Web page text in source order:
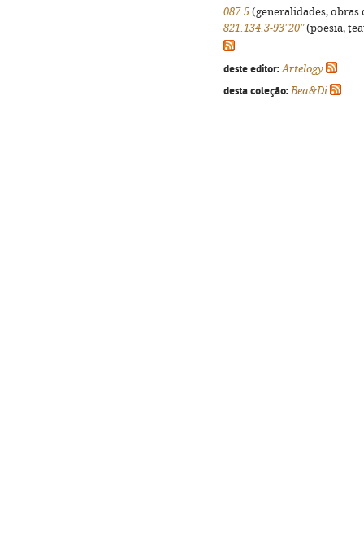
087.5 (generalidades,
821.134.3-93"20"(poesia,
deste editor: Artelogy
desta coleção: Bea&Di